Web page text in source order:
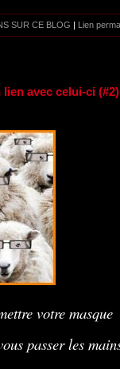
SUR CE BLOG | Lien
avec celui-ci (#2)
votre masque
passer les